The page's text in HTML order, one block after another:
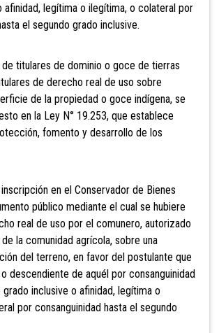
afinidad, legítima o ilegítima, o colateral por
el segundo grado inclusive.
titulares de dominio o goce de tierras
de derecho real de uso sobre
de la propiedad o goce indígena, se
en la Ley N° 19.253, que establece
fomento y desarrollo de los
en el Conservador de Bienes
público mediante el cual se hubiere
real de uso por el comunero, autorizado
la comunidad agrícola, sobre una
del terreno, en favor del postulante que
descendiente de aquél por consanguinidad
inclusive o afinidad, legítima o
por consanguinidad hasta el segundo